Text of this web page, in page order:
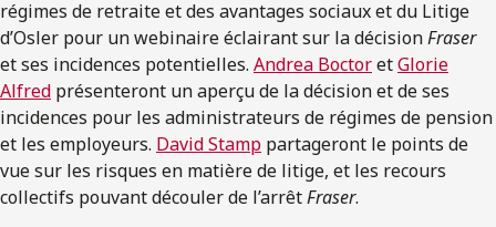
régimes de retraite et des avantages sociaux et du Litige
d’Osler pour un webinaire éclairant sur la décisionFraser
et ses incidences potentielles. Andrea BoctoretGlorie
Alfred présenteront un aperçu de la décision et de ses
incidences pour les administrateurs de régimes de pension
et les employeurs. David Stamp partageront le points de
vue sur les risques en matière de litige, et les recours
collectifs pouvant découler de l’arrêtFraser.